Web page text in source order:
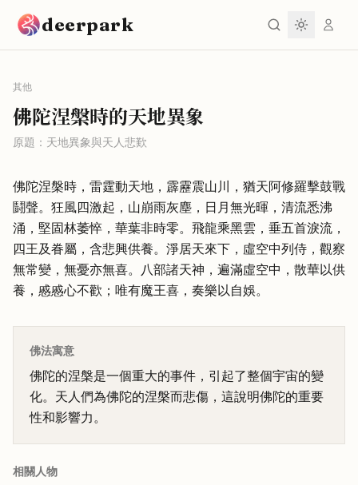
deerpark
其他
佛陀涅槃時的天地異象
原題： 天地異象與天人悲歎
佛陀涅槃時，雷霆動天地，霹靂震山川，猶天阿修羅擊鼓戰
鬪聲。狂風四激起，山崩雨灰塵，日月無光暉，清流悉沸
涌，堅固林萎悴，華葉非時零。飛龍乘黑雲，垂五首淚流，
四王及眷屬，含悲興供養。淨居天來下，虛空中列侍，觀察
無常變，無憂亦無喜。八部諸天神，遍滿虛空中，散華以供
養，慼慼心不歡；唯有魔王喜，奏樂以自娛。
佛法寓意
佛陀的涅槃是一個重大的事件，引起了整個宇宙的變
化。天人們為佛陀的涅槃而悲傷，這說明佛陀的重要
性和影響力。
相關人物